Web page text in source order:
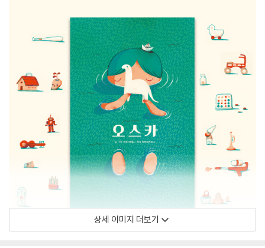
상세 이미지 더보기